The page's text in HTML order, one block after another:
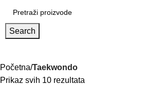
Search
Početna Taekwondo
Prikaz svih 10 rezultata